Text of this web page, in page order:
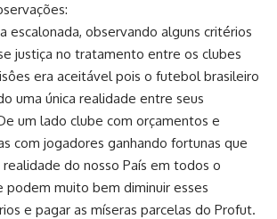
escalonada, observando alguns critérios
justiça no tratamento entre os clubes
era aceitável pois o futebol brasileiro
uma única realidade entre seus
um lado clube com orçamentos e
com jogadores ganhando fortunas que
realidade do nosso País em todos o
podem muito bem diminuir esses
e pagar as míseras parcelas do Profut.